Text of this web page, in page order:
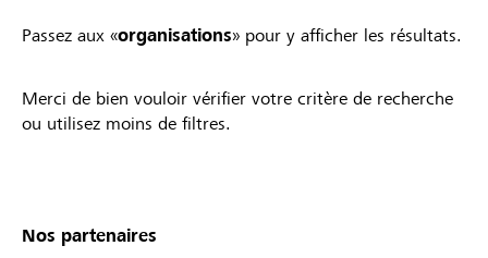
Passez aux «organisations» pour y afficher les résultats.
Merci de bien vouloir vérifier votre critère de recherche
ou utilisez moins de filtres.
Nos partenaires